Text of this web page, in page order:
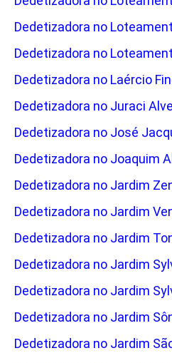
Dedetizadora no
Dedetizadora no
Dedetizadora no Laércio
Dedetizadora no Juraci
Dedetizadora no José
Dedetizadora no Joaquim
Dedetizadora no Jardim
Dedetizadora no Jardim
Dedetizadora no Jardim
Dedetizadora no Jardim
Dedetizadora no Jardim
Dedetizadora no Jardim
Dedetizadora no Jardim